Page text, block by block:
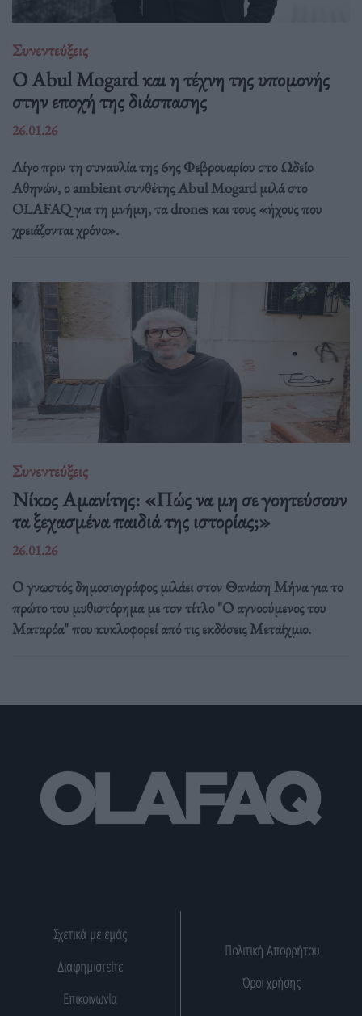
Συνεντεύξεις
Ο Abul Mogard και η τέχνη της υπομονής
στην εποχή της διάσπασης
26.01.26
Λίγο πριν τη συναυλία της 6ης Φεβρουαρίου στο Ωδείο
Αθηνών, ο ambient συνθέτης Abul Mogard μιλά στο
OLAFAQ για τη μνήμη, τα drones και τους «ήχους που
χρειάζονται χρόνο».
Συνεντεύξεις
Νίκος Αμανίτης: «Πώς να μη σε γοητεύσουν
τα ξεχασμένα παιδιά της ιστορίας;»
26.01.26
Ο γνωστός δημοσιογράφος μιλάει στον Θανάση Μήνα για το
πρώτο του μυθιστόρημα με τον τίτλο "Ο αγνοούμενος του
Ματαρόα" που κυκλοφορεί από τις εκδόσεις Μεταίχμιο.
Σχετικά με εμάς
Διαφημιστείτε
Επικοινωνία
Πολιτική Απορρήτου
Όροι χρήσης